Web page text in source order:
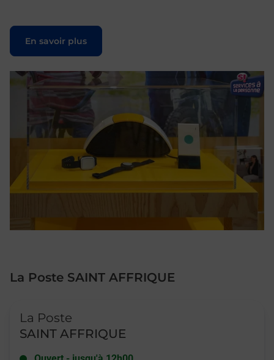
En savoir plus
Le lien s'ouvre dans un nouvel onglet
La Poste SAINT AFFRIQUE
La Poste
SAINT AFFRIQUE